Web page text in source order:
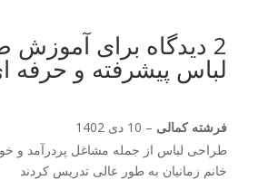
2 دیدگاه برای آموزش
لباس پیشرفته و حرفه
فرشته کمالی – 10 دی 1402
طراحی لباس از جمله مشاغل پردرآمد و
خانم زمانیان به طور عالی تدریس کردند